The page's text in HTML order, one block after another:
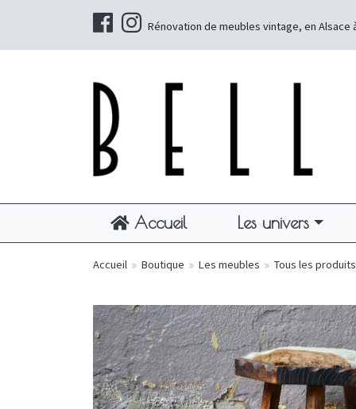
Rénovation de meubles vintage, en Alsace
Accueil Les univers
Accueil » Boutique » Les meubles » Tous les produits